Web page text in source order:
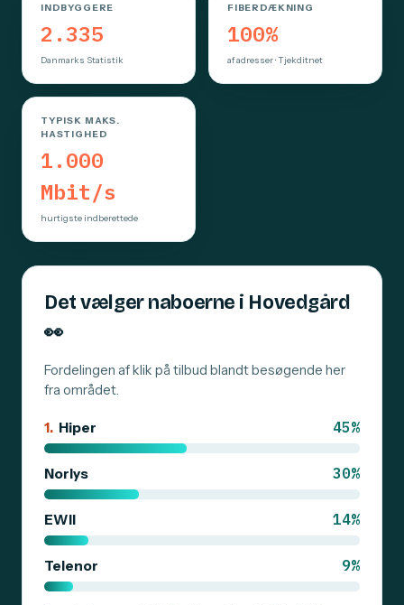
INDBYGGERE
2.335
Danmarks Statistik
FIBERDÆKNING
100%
af adresser · Tjekditnet
TYPISK MAKS.
HASTIGHED
1.000
Mbit/s
hurtigste indberettede
Det vælger naboerne i Hovedgård
👀
Fordelingen af klik på tilbud blandt besøgende her
fra området.
1. Hiper 45%
Norlys 30%
EWII 14%
Telenor 9%